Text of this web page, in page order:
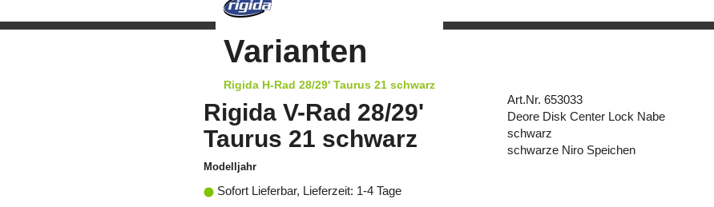
Varianten
Rigida H-Rad 28/29' Taurus 21 schwarz
Rigida V-Rad 28/29'
Taurus 21 schwarz
Modelljahr
Sofort Lieferbar, Lieferzeit: 1-4 Tage
Art.Nr. 653033
Deore Disk Center Lock Nabe
schwarz
schwarze Niro Speichen